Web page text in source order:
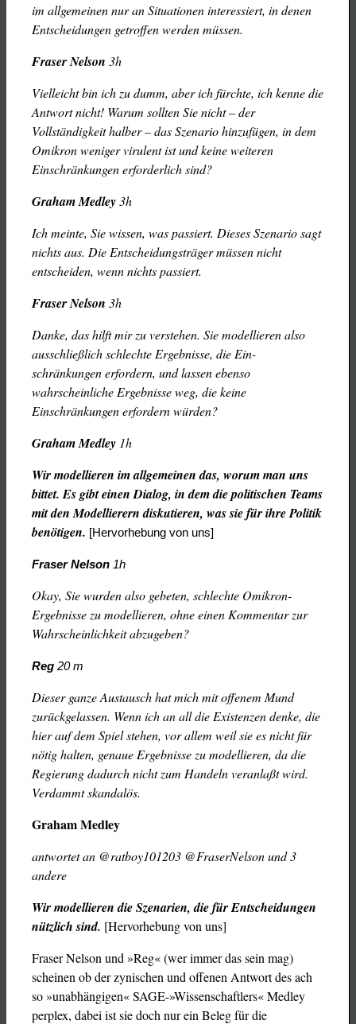
im allgemeinen nur an Situationen interessiert, in denen
Entscheidungen getroffen werden müssen.
Fraser Nelson 3h
Vielleicht bin ich zu dumm, aber ich fürchte, ich kenne die
Antwort nicht! Warum sollten Sie nicht – der
Vollständigkeit halber – das Szenario hinzufügen, in dem
Omikron weniger virulent ist und keine weiteren
Einschränkungen erforderlich sind?
Graham Medley3h
Ich meinte, Sie wissen, was passiert. Dieses Szenario sagt
nichts aus. Die Entscheidungsträger müssen nicht
entscheiden, wenn nichts passiert.
Fraser Nelson 3h
Danke, das hilft mir zu verstehen. Sie modellieren also
ausschließlich schlechte Ergebnisse, die Ein-
schränkungen erfordern, und lassen ebenso
wahrscheinliche Ergebnisse weg, die keine
Einschränkungen erfordern würden?
Graham Medley 1h
Wir modellieren im allgemeinen das, worum man uns
bittet. Es gibt einen Dialog, in dem die politischen Teams
mit den Modellierern diskutieren, was sie für ihre Politik
benötigen. [Hervorhebung von uns]
Fraser Nelson 1h
Okay, Sie wurden also gebeten, schlechte Omikron-
Ergebnisse zu modellieren, ohne einen Kommentar zur
Wahrscheinlichkeit abzugeben?
Reg 20 m
Dieser ganze Austausch hat mich mit offenem Mund
zurückgelassen. Wenn ich an all die Existenzen denke, die
hier auf dem Spiel stehen, vor allem weil sie es nicht für
nötig halten, genaue Ergebnisse zu modellieren, da die
Regierung dadurch nicht zum Handeln veranlaßt wird.
Verdammt skandalös.
Graham Medley
antwortet an @ratboy101203 @FraserNelson und 3
andere
Wir modellieren die Szenarien, die für Entscheidungen
nützlich sind. [Hervorhebung von uns]
Fraser Nelson und »Reg« (wer immer das sein mag)
scheinen ob der zynischen und offenen Antwort des ach
so »unabhängigen« SAGE-»Wissenschaftlers« Medley
perplex, dabei ist sie doch nur ein Beleg für die